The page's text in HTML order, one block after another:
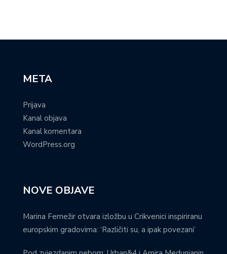
META
Prijava
Kanal objava
Kanal komentara
WordPress.org
NOVE OBJAVE
Marina Fernežir otvara izložbu u Crikvenici inspiriranu
europskim gradovima: ‘Različiti su, a ipak povezani’